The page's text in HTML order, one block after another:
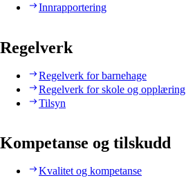
Innrapportering
Regelverk
Regelverk for barnehage
Regelverk for skole og opplæring
Tilsyn
Kompetanse og tilskudd
Kvalitet og kompetanse